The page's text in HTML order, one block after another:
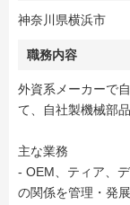
神奈川県横浜市
職務内容
外資系メーカーで
て、自社製機械部
主な業務
- OEM、ティア、
の関係を管理・発